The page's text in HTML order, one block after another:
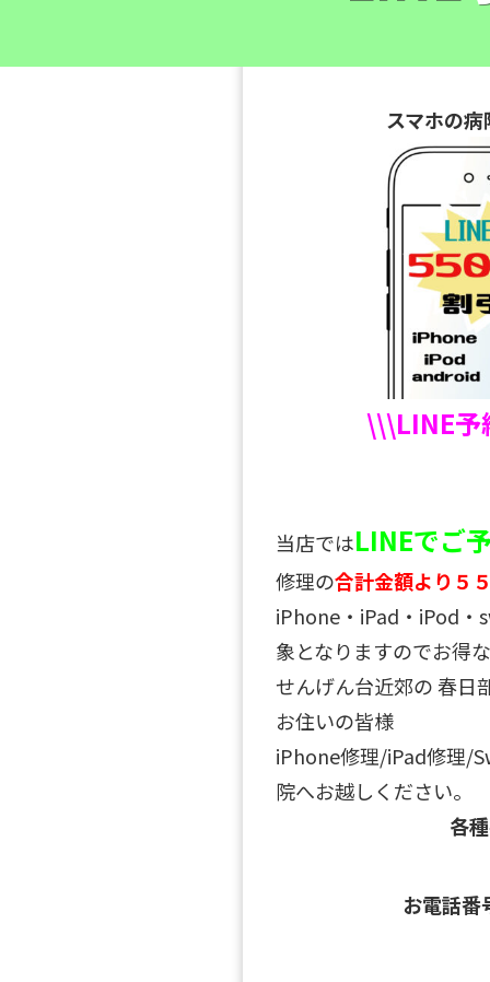
スマホの
\\\LINE
当店ではLINEでご
修理の合計金額より５
iPhone・iPad・iPod・
象となりますのでお得
せんげん台近郊の 春日
お住いの皆様
iPhone修理/iPad修理/
院へお越しください。
各
お電話番